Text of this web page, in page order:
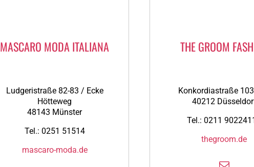
MASCARO MODA ITALIANA
Ludgeristraße 82-83 / Ecke
Hötteweg
48143 Münster
Tel.: 0251 51514
mascaro-moda.de
THE GROOM
Konkordiastraße
40212
Tel.: 0211
thegroom.de